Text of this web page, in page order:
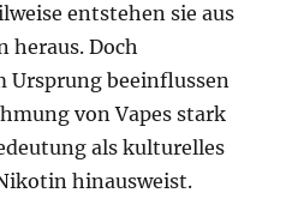
entstehen sie aus
heraus. Doch
Ursprung beeinflussen
von Vapes stark
als kulturelles
hinausweist.